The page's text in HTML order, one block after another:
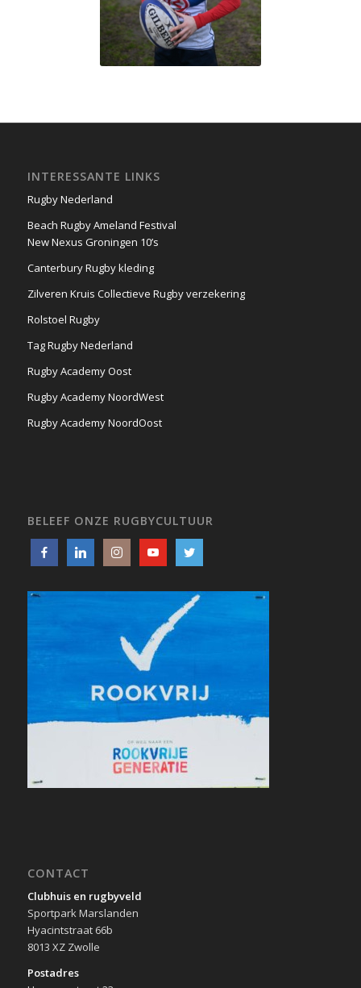
INTERESSANTE LINKS
Rugby Nederland
Beach Rugby Ameland Festival
New Nexus Groningen 10’s
Canterbury Rugby kleding
Zilveren Kruis Collectieve Rugby verzekering
Rolstoel Rugby
Tag Rugby Nederland
Rugby Academy Oost
Rugby Academy NoordWest
Rugby Academy NoordOost
BELEEF ONZE RUGBYCULTUUR
CONTACT
Clubhuis en rugbyveld
Sportpark Marslanden
Hyacintstraat 66b
8013 XZ Zwolle
Postadres